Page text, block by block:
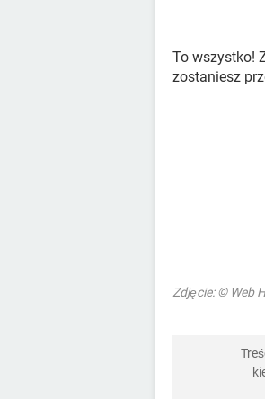
To wszystko!
zostaniesz
Zdjęcie: © Web